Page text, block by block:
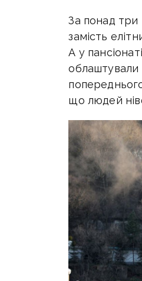
За понад три
замість
А у
облаштували
що людей